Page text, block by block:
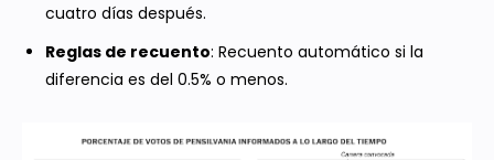
cuatro días después.
Reglas de recuento: Recuento automático si la
diferencia es del 0.5% o menos.